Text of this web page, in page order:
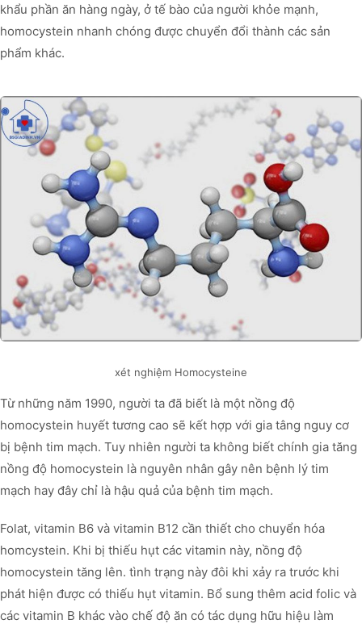
khẩu phần ăn hàng ngày, ở tế bào của người khỏe mạnh,
homocystein nhanh chóng được chuyển đổi thành các sản
phẩm khác.
xét nghiệm Homocysteine
Từ những năm 1990, người ta đã biết là một nồng độ
homocystein huyết tương cao sẽ kết hợp với gia tâng nguy cơ
bị bệnh tim mạch. Tuy nhiên người ta không biết chính gia tăng
nồng độ homocystein là nguyên nhân gây nên bệnh lý tim
mạch hay đây chỉ là hậu quả của bệnh tim mạch.
Folat, vitamin B6 và vitamin B12 cần thiết cho chuyển hóa
homcystein. Khi bị thiếu hụt các vitamin này, nồng độ
homocystein tăng lên. tình trạng này đôi khi xảy ra trước khi
phát hiện được có thiếu hụt vitamin. Bổ sung thêm acid folic và
các vitamin B khác vào chế độ ăn có tác dụng hữu hiệu làm